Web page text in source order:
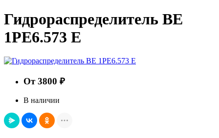
Гидрораспределитель ВЕ
1РЕ6.573 Е
От 3800 ₽
В наличии